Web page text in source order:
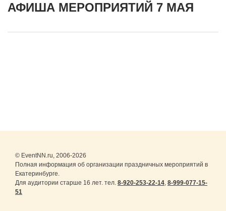
АФИША МЕРОПРИЯТИЙ 7 МАЯ
© EventNN.ru, 2006-2026
Полная информация об организации праздничных мероприятий в
Екатеринбурге.
Для аудитории старше 16 лет. тел. 8-920-253-22-14, 8-999-077-15-
51